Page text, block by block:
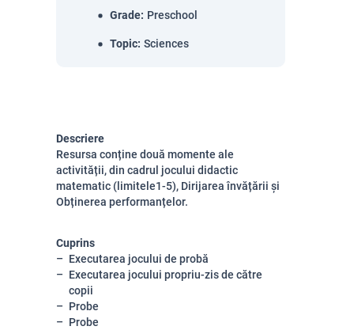
Grade: Preschool
Topic: Sciences
Descriere
Resursa conține două momente ale
activității, din cadrul jocului didactic
matematic (limitele1-5), Dirijarea învățării și
Obținerea performanțelor.
Cuprins
Executarea jocului de probă
Executarea jocului propriu-zis de către
copii
Probe
Probe